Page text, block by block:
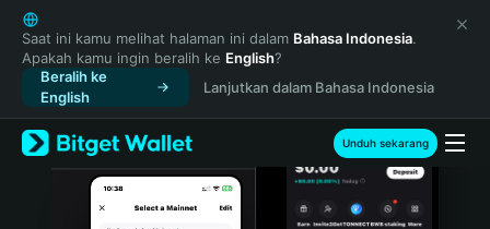
English
日本語
Tiếng Việt
Русский
Español (Latinoamérica)
Türkçe
Italiano
Saat ini kamu melihat halaman ini dalam Bahasa Indonesia.
Apakah kamu ingin beralih ke English?
Beralih ke
English
Lanjutkan dalam Bahasa Indonesia
Unduh sekarang